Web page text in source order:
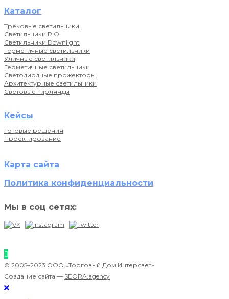
Каталог
Трековые светильники
Светильники RIO
Светильники Downlight
Герметичные светильники
Уличные светильники
Герметичные светильники
Светодиодные прожекторы
Архитектурные светильники
Световые гирлянды
Кейсы
Готовые решения
Проектирование
Карта сайта
Политика конфиденциальности
Мы в соц сетях:
© 2005–2023 ООО «Торговый Дом Интерсвет»
Создание сайта — SEORA.agency